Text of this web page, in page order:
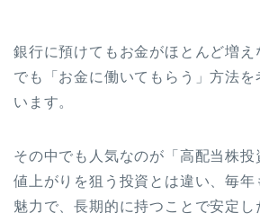
銀行に預けてもお金がほとんど増え
でも「お金に働いてもらう」方法を
います。
その中でも人気なのが「高配当株
値上がりを狙う投資とは違い、毎年
魅力で、長期的に持つことで安定し